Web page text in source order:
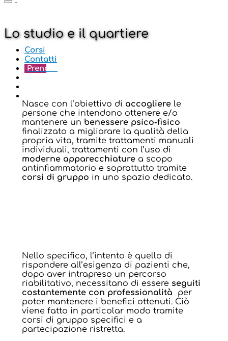
Corsi
Contatti
Prenota
Lo studio e il quartiere
Nasce con l’obiettivo di accogliere le
persone che intendono ottenere e/o
mantenere un benessere psico-fisico
finalizzato a migliorare la qualità della
propria vita, tramite trattamenti manuali
individuali, trattamenti con l’uso di
moderne apparecchiature a scopo
antinfiammatorio e soprattutto tramite
corsi di gruppo in uno spazio dedicato.
Nello specifico, l’intento è quello di
rispondere all’esigenza di pazienti che,
dopo aver intrapreso un percorso
riabilitativo, necessitano di essere seguiti
costantemente con professionalità per
poter mantenere i benefici ottenuti. Ciò
viene fatto in particolar modo tramite
corsi di gruppo specifici e a
partecipazione ristretta.